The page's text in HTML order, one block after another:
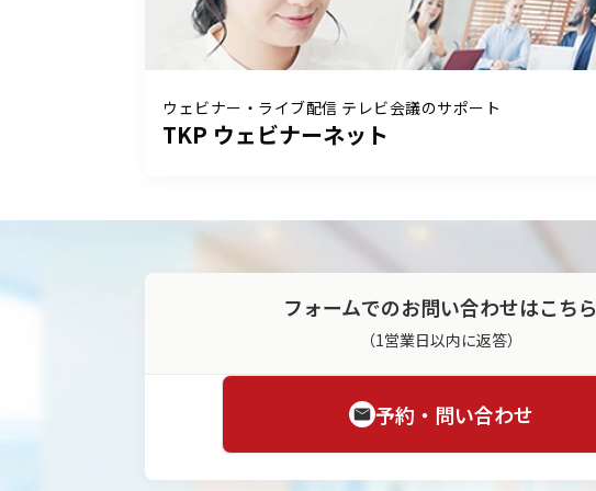
ウェビナー・ライブ配信 テレビ会議のサポート
TKP ウェビナーネット
フォームでのお問い合わせはこちら
（1営業日以内に返答）
予約・問い合わせ